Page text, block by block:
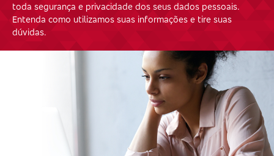
toda segurança e privacidade dos seus dados pessoais.
Entenda como utilizamos suas informações e tire suas
dúvidas.